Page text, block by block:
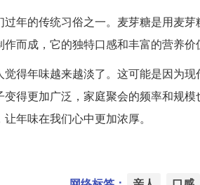
年的传统习俗之一。麦芽糖是用麦
而成，它的独特口感和丰富的营养价
得年味越来越淡了。这可能是因为
得更加广泛，家庭聚会的频率和规
年味在我们心中更加浓厚。